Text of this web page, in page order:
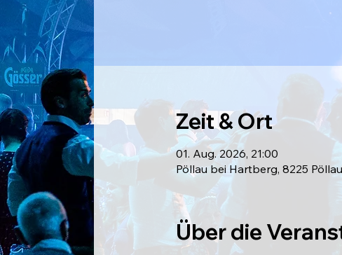
Zeit & Ort
01. Aug. 2026, 21:00
Pöllau bei Hartberg, 8225
Über die